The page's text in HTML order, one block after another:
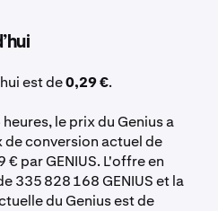
est de0,29 €.
le prix du Genius a
de conversion actuel de
€ par GENIUS. L'offre en
335 828 168 GENIUS et la
du Genius est de